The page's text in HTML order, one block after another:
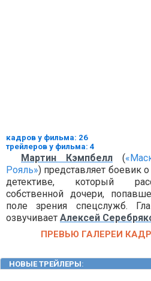
кадров у фильма: 26
трейлеров у фильма: 4
Мартин Кэмпбелл(
Рояль») представляет боевик о
детективе, который
собственной дочери,
поле зрения спецслужб.
озвучивает Алексей
ПРЕВЬЮ ГАЛЕРЕИ
НОВЫЕ ТРЕЙЛЕРЫ: